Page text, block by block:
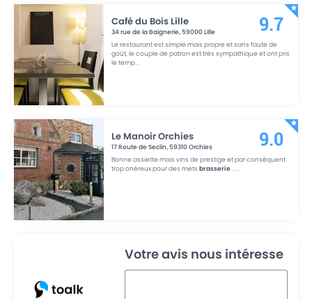
Café du Bois Lille
34 rue de la Baignerie,59000Lille
Le restaurant est simple mais propre et sans faute de
goût, le couple de patron est très sympathique et ont pris
le temp...
9.7
Le Manoir Orchies
17 Route de Seclin,59310Orchies
Bonne assiette mais vins de prestige et par conséquent
trop onéreux pour des metsbrasserie.......
9.0
Votre avis nous intéresse